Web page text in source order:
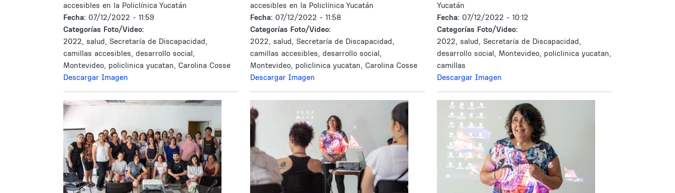
accesibles en la Policlínica Yucatán
Fecha: 07/12/2022 - 11:59
Categorías Foto/Video:
2022, salud, Secretaría de Discapacidad,
camillas accesibles, desarrollo social,
Montevideo, policlinica yucatan, Carolina Cosse
Descargar Imagen
accesibles en la Policlínica Yucatán
Fecha: 07/12/2022 - 11:58
Categorías Foto/Video:
2022, salud, Secretaría de Discapacidad,
camillas accesibles, desarrollo social,
Montevideo, policlinica yucatan, Carolina Cosse
Descargar Imagen
Yucatán
Fecha: 07/12/2022 - 10:12
Categorías Foto/Video:
2022, salud, Secretaría de Discapacidad,
desarrollo social, Montevideo, policlinica yucatan,
camillas
Descargar Imagen